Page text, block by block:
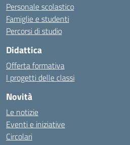
Personale scolastico
Famiglie e studenti
Percorsi di studio
Didattica
Offerta formativa
I progetti delle classi
Novità
Le notizie
Eventi e iniziative
Circolari